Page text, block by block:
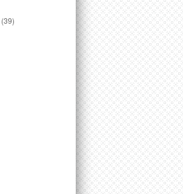
(39)